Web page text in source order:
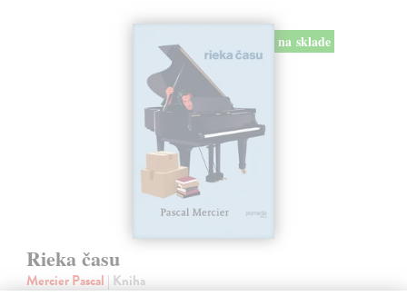
na sklade
Rieka času
Mercier Pascal | Kniha